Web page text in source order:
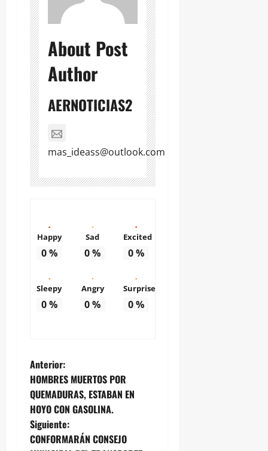
About Post
Author
AERNOTICIAS2
mas_ideass@outlook.com
Happy
0%
Sad
0%
Excited
0%
Sleepy
0%
Angry
0%
Surprise
0%
N
a
v
e
Anterior:
HOMBRES MUERTOS POR
QUEMADURAS, ESTABAN EN
HOYO CON GASOLINA.
Siguiente:
CONFORMARÁN CONSEJO